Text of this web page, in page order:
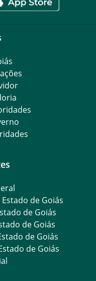
de Goiás
de Goiás
de Goiás
de Goiás
de Goiás